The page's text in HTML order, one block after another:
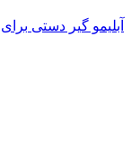
آبلیمو گیر دستی